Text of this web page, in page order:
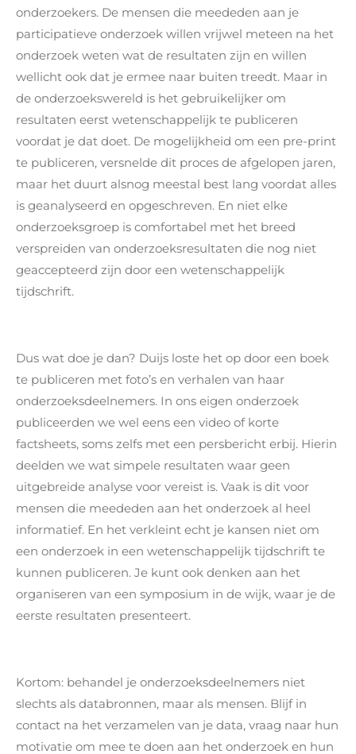
onderzoekers. De mensen die meededen aan je
participatieve onderzoek willen vrijwel meteen na het
onderzoek weten wat de resultaten zijn en willen
wellicht ook dat je ermee naar buiten treedt. Maar in
de onderzoekswereld is het gebruikelijker om
resultaten eerst wetenschappelijk te publiceren
voordat je dat doet. De mogelijkheid om een pre-print
te publiceren, versnelde dit proces de afgelopen jaren,
maar het duurt alsnog meestal best lang voordat alles
is geanalyseerd en opgeschreven. En niet elke
onderzoeksgroep is comfortabel met het breed
verspreiden van onderzoeksresultaten die nog niet
geaccepteerd zijn door een wetenschappelijk
tijdschrift.
Dus wat doe je dan? Duijs loste het op door een boek
te publiceren met foto’s en verhalen van haar
onderzoeksdeelnemers. In ons eigen onderzoek
publiceerden we wel eens een video of korte
factsheets, soms zelfs met een persbericht erbij. Hierin
deelden we wat simpele resultaten waar geen
uitgebreide analyse voor vereist is. Vaak is dit voor
mensen die meededen aan het onderzoek al heel
informatief. En het verkleint echt je kansen niet om
een onderzoek in een wetenschappelijk tijdschrift te
kunnen publiceren. Je kunt ook denken aan het
organiseren van een symposium in de wijk, waar je de
eerste resultaten presenteert.
Kortom: behandel je onderzoeksdeelnemers niet
slechts als databronnen, maar als mensen. Blijf in
contact na het verzamelen van je data, vraag naar hun
motivatie om mee te doen aan het onderzoek en hun